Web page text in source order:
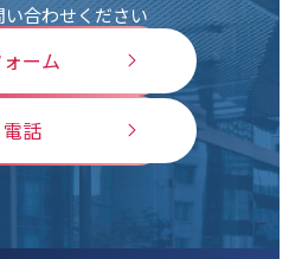
合わせください
ォーム
電話